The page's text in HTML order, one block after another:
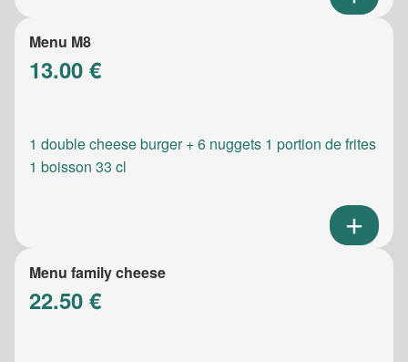
Menu M8
13.00 €
1 double cheese burger + 6 nuggets 1 portion de frites
1 boisson 33 cl
Menu family cheese
22.50 €